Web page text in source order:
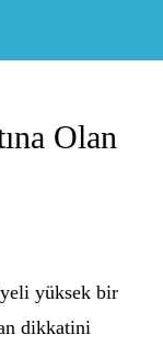
Olan
yüksek bir
dikkatini